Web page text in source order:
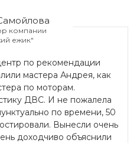
компании
ежик"
по рекомендации
мастера Андрея, как
по моторам.
ДВС. И не пожалела
по времени, 50
Вынесли очень
доходчиво объяснили